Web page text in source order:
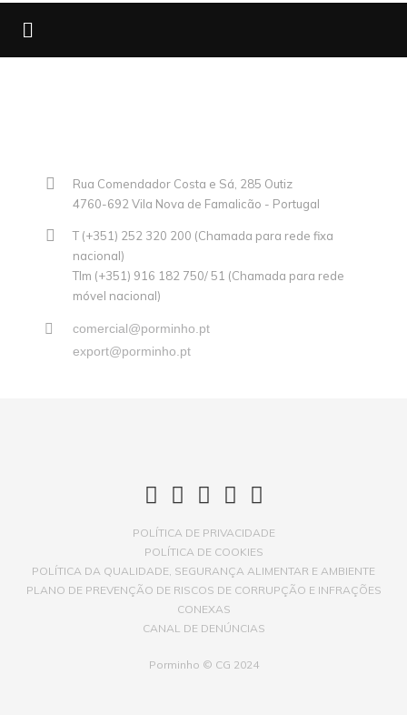
Rua Comendador Costa e Sá, 285 Outiz
4760-692 Vila Nova de Famalicão - Portugal
T (+351) 252 320 200 (Chamada para rede fixa
nacional)
Tlm (+351) 916 182 750/ 51 (Chamada para rede
móvel nacional)
comercial@porminho.pt
export@porminho.pt
POLÍTICA DE PRIVACIDADE
POLÍTICA DE COOKIES
POLÍTICA DA QUALIDADE, SEGURANÇA ALIMENTAR E AMBIENTE
PLANO DE PREVENÇÃO DE RISCOS DE CORRUPÇÃO E INFRAÇÕES
CONEXAS
CANAL DE DENÚNCIAS
Porminho © CG 2024